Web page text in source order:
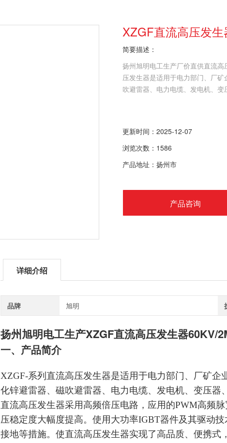
XZGF直流高压发
简要描述：
扬州旭明电工生产厂价直供直流
压发生器是适用于电力部门、厂
吹避雷器、电力电缆、发电机、变
更新时间：2025-12-07
浏览次数：1586
产品地址：扬州市
产品咨询
详细介绍
品牌 旭明
扬州旭明电工生产XZGF直流高压发生器60KV/
一、产品简介
XZGF-系列 直流高压发生器是适用于电力部门、厂矿
化锌避雷器、磁吹避雷器、电力电缆、发电机、变压器
直流高压发生器采用高频倍压电路，应用的PWM高频
压稳定度大幅度提高。使用大功率IGBT器件及其驱动
接地等措施。使直流高压发生器实现了高品质、便携式